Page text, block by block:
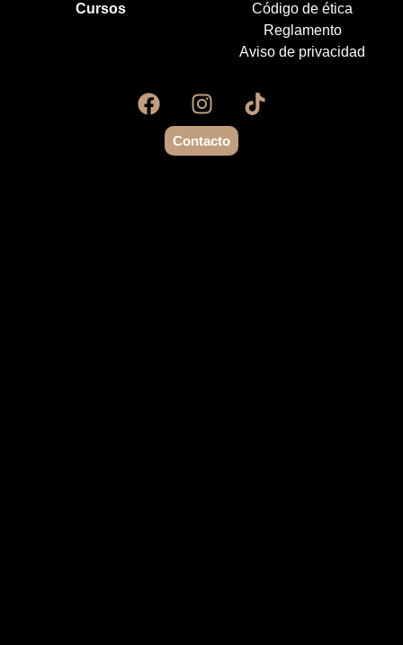
Cursos
Código de ética
Reglamento
Aviso de privacidad
Contacto